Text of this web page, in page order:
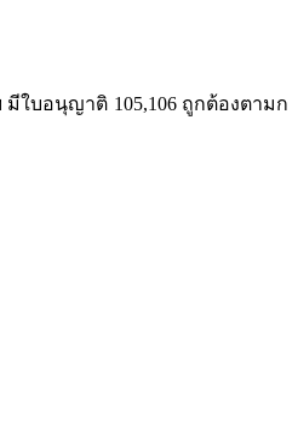
ใบอนุญาติ 105,106 ถูกต้องตามก